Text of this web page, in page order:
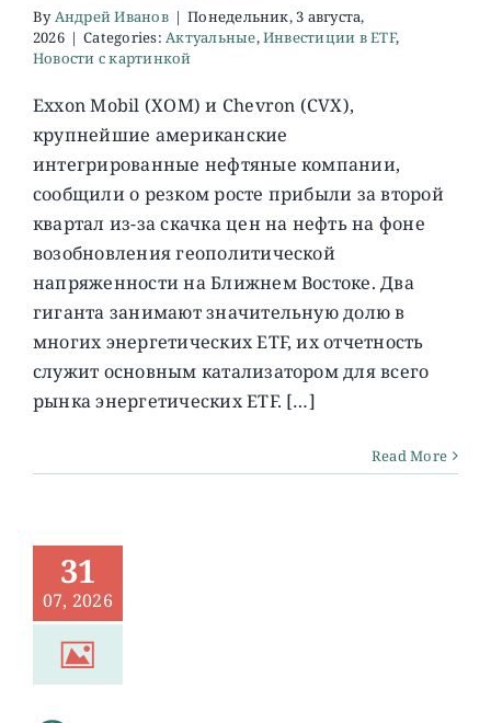
ByАндрей Иванов | Понедельник, 3 августа,
2026 | Categories:Актуальные,Инвестиции в ETF,
Новости с картинкой
Exxon Mobil (XOM) и Chevron (CVX),
крупнейшие американские
интегрированные нефтяные компании,
сообщили о резком росте прибыли за второй
квартал из-за скачка цен на нефть на фоне
возобновления геополитической
напряженности на Ближнем Востоке. Два
гиганта занимают значительную долю в
многих энергетических ETF, их отчетность
служит основным катализатором для всего
рынка энергетических ETF. […]
Read More
31
07, 2026